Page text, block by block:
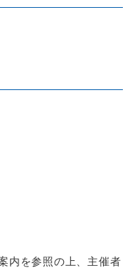
を参照の上、主催者